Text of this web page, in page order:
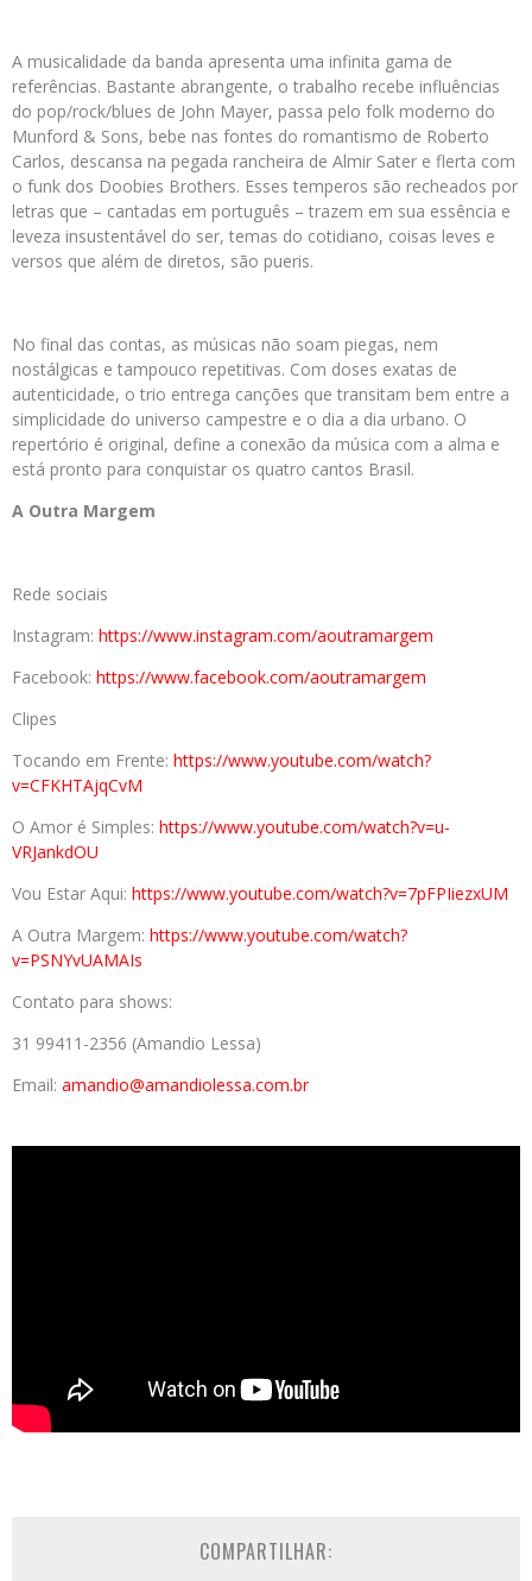
A musicalidade da banda apresenta uma infinita gama de
referências. Bastante abrangente, o trabalho recebe influências
do pop/rock/blues de John Mayer, passa pelo folk moderno do
Munford & Sons, bebe nas fontes do romantismo de Roberto
Carlos, descansa na pegada rancheira de Almir Sater e flerta com
o funk dos Doobies Brothers. Esses temperos são recheados por
letras que – cantadas em português – trazem em sua essência e
leveza insustentável do ser, temas do cotidiano, coisas leves e
versos que além de diretos, são pueris.
No final das contas, as músicas não soam piegas, nem
nostálgicas e tampouco repetitivas. Com doses exatas de
autenticidade, o trio entrega canções que transitam bem entre a
simplicidade do universo campestre e o dia a dia urbano. O
repertório é original, define a conexão da música com a alma e
está pronto para conquistar os quatro cantos Brasil.
A Outra Margem
Rede sociais
Instagram: https://www.instagram.com/aoutramargem
Facebook: https://www.facebook.com/aoutramargem
Clipes
Tocando em Frente: https://www.youtube.com/watch?
v=CFKHTAjqCvM
O Amor é Simples: https://www.youtube.com/watch?v=u-
VRJankdOU
Vou Estar Aqui: https://www.youtube.com/watch?v=7pFPIiezxUM
A Outra Margem: https://www.youtube.com/watch?
v=PSNYvUAMAIs
Contato para shows:
31 99411-2356 (Amandio Lessa)
Email: amandio@amandiolessa.com.br
COMPARTILHAR: